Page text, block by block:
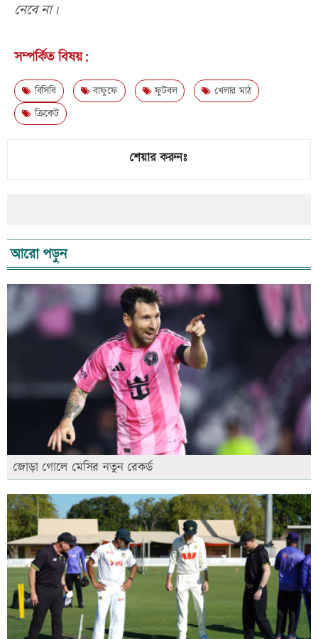
নেবে না।
সম্পর্কিত বিষয়:
বিসিবি বাফুফে ফুটবল
খেলার মাঠ
ক্রিকেট
শেয়ার করুনঃ
আরো পড়ুন
জোড়া গোলে মেসির নতুন রেকর্ড